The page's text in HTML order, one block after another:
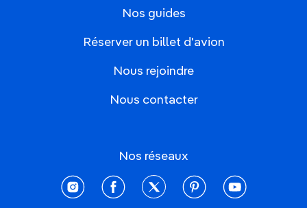
Nos guides
Réserver un billet d'avion
Nous rejoindre
Nous contacter
Nos réseaux
instagramfacebooktwitter pinterestyoutube